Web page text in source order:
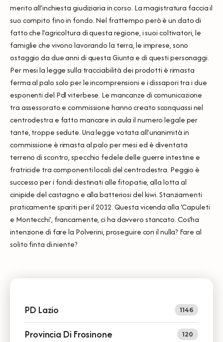
merito all’inchiesta giudiziaria in corso. La magistratura faccia il
suo compito fino in fondo. Nel frattempo però è un dato di
fatto che l’agricoltura di questa regione, i suoi coltivatori, le
famiglie che vivono lavorando la terra, le imprese, sono
ostaggio da due anni di questa Giunta e di questi personaggi.
Per mesi la legge sulla tracciabilità dei prodotti è rimasta
ferma al palo solo per le incomprensioni e i dissapori tra i due
esponenti del Pdl viterbese. Le mancanze di comunicazione
tra assessorato e commissione hanno creato sconquassi nel
centrodestra e fatto mancare in aula il numero legale per
tante, troppe sedute. Una legge votata all’unanimità in
commissione è rimasta al palo per mesi ed è diventata
terreno di scontro, specchio fedele delle guerre intestine e
fratricide tra componenti locali del centrodestra. Peggio è
successo per i fondi destinati alle fitopatie, alla lotta al
cinipide del castagno e alla batteriosi del kiwi. Stanziamenti
praticamente spariti per il 2012. Questa vicenda alla ‘Capuleti
e Montecchi’, francamente, ci ha davvero stancato. Cos’ha
intenzione di fare la Polverini, proseguire con il nulla? Fare al
solito finta di niente?
PD Lazio 1146
Provincia Di Frosinone 120